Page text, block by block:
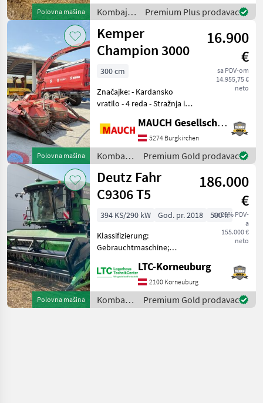
Polovna mašina
motor 120 KS - Ručni
mjenjač, 20 km/h - 5 slamo
Kombajni
/ Claas
Premium Plus prodavac
Polovna mašina
Kemper
Champion 3000
16.900
€
sa PDV-om
14.955,75 €
neto
300 cm
Značajke: - Kardansko
vratilo - 4 reda - Stražnja i
Električne kontrole -
Hidraulično okretanje
kupole - Električno
podešavanje udaljenosti
dometa
MAUCH Gesellschaft m.b.H. & Co.KG
5274 Burgkirchen
Kombajni
/ Kemper
Premium Gold prodavac
Polovna mašina
Deutz Fahr
C9306 T5
186.000
€
sa 20% PDV-
a
155.000 €
neto
394 KS/290 kW God. pr. 2018
500 h
Klassifizierung:
Gebrauchtmaschine;
Motorhersteller: Mercedes ;
Trommelstunden: 190;
Geerntete Fläche: 550;
LTC-Korneuburg
2100 Korneuburg
Kombajni
/ Deutz
Premium Gold prodavac